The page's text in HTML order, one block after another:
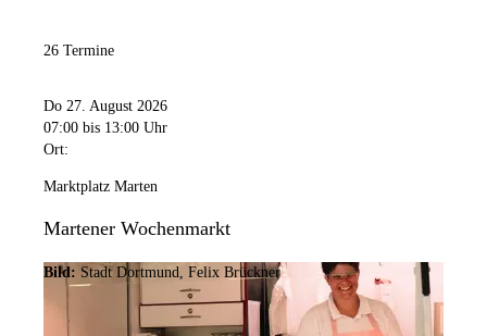
26 Termine
Do 27. August 2026
07:00 bis 13:00 Uhr
Ort:
Marktplatz Marten
Martener Wochenmarkt
Bild: Stadt Dortmund, Felix Brückner